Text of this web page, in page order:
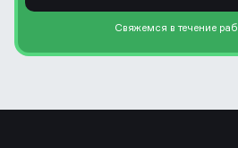
Свяжемся в течение